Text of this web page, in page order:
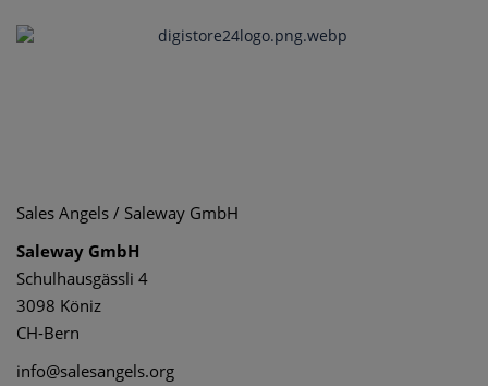
Sales Angels / Saleway GmbH
Saleway GmbH
Schulhausgässli 4
3098 Köniz
CH-Bern
info@salesangels.org